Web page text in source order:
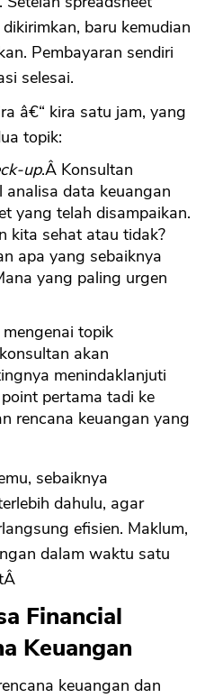
baru kemudian
Pembayaran sendiri
selesai.
â€“ kira satu jam, yang
topik:
up.Â Konsultan
analisa data keuangan
yang telah disampaikan.
kita sehat atau tidak?
apa yang sebaiknya
yang paling urgen
topik
akan
menindaklanjuti
pertama tadi ke
rencana keuangan yang
sebaiknya
dahulu, agar
efisien. Maklum,
dalam waktu satu
Financial
Keuangan
keuangan dan